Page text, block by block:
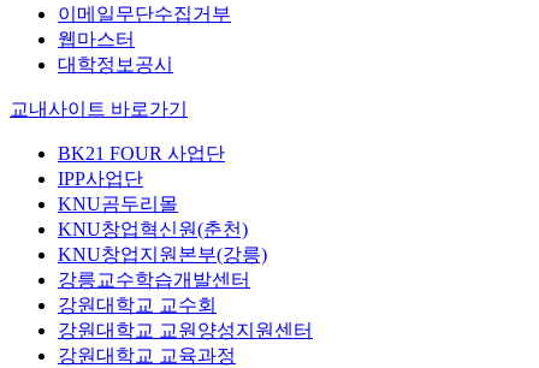
이메일무단수집거부
웹마스터
대학정보공시
교내사이트 바로가기
BK21 FOUR 사업단
IPP사업단
KNU곰두리몰
KNU창업혁신원(춘천)
KNU창업지원본부(강릉)
강릉교수학습개발센터
강원대학교 교수회
강원대학교 교원양성지원센터
강원대학교 교육과정